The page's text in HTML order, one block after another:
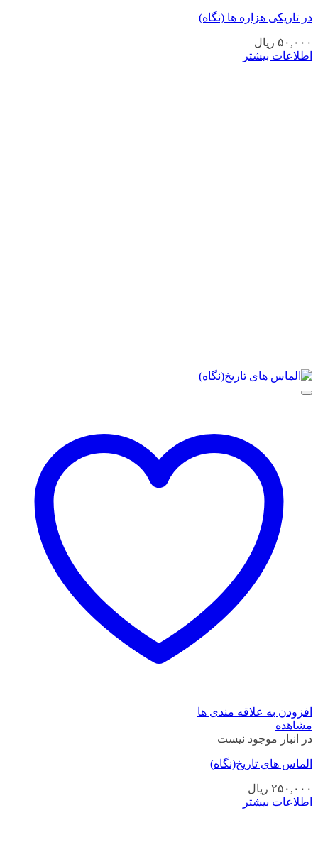
در تاریکی هزاره ها (نگاه)
۵۰,۰۰۰ ریال
اطلاعات بیشتر
افزودن به علاقه مندی ها
مشاهده
در انبار موجود نیست
الماس های تاریخ(نگاه)
۲۵۰,۰۰۰ ریال
اطلاعات بیشتر